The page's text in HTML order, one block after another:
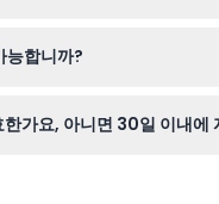
능합니까?
가요, 아니면 30일 이내에